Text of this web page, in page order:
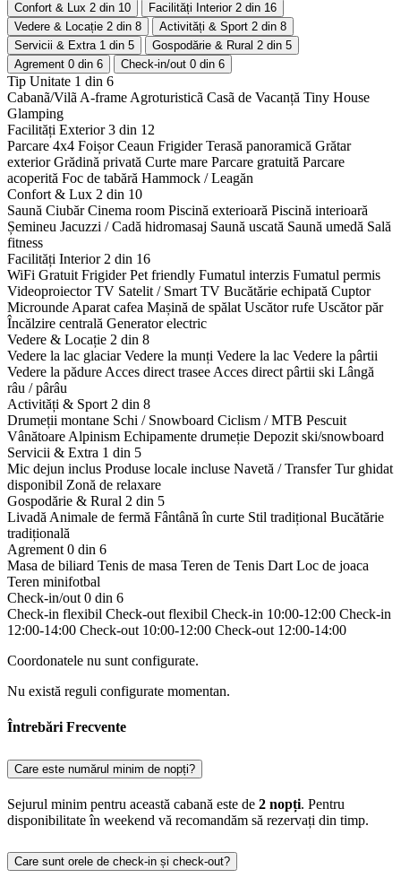
Confort & Lux 2 din 10 Facilități Interior 2 din 16
Vedere & Locație 2 din 8 Activități & Sport 2 din 8
Servicii & Extra 1 din 5 Gospodărie & Rural 2 din 5
Agrement 0 din 6 Check-in/out 0 din 6
Tip Unitate 1 din 6
Cabanã/Vilã A-frame Agroturisticã Casã de Vacanță Tiny House
Glamping
Facilități Exterior3 din 12
Parcare 4x4 Foișor Ceaun Frigider Terasă panoramică Grătar
exterior Grădină privată Curte mare Parcare gratuită Parcare
acoperită Foc de tabără Hammock / Leagăn
Confort & Lux 2 din 10
Saună Ciubăr Cinema room Piscină exterioară Piscină interioară
Șemineu Jacuzzi / Cadă hidromasaj Saună uscată Saună umedă Sală
fitness
Facilități Interior 2 din 16
WiFi Gratuit Frigider Pet friendly Fumatul interzis Fumatul permis
Videoproiector TV Satelit / Smart TV Bucătărie echipată Cuptor
Microunde Aparat cafea Mașină de spălat Uscător rufe Uscător păr
Încălzire centrală Generator electric
Vedere & Locație 2 din 8
Vedere la lac glaciar Vedere la munți Vedere la lac Vedere la pârtii
Vedere la pădure Acces direct trasee Acces direct pârtii ski Lângă
râu / pârâu
Activități & Sport 2 din 8
Drumeții montane Schi / Snowboard Ciclism / MTB Pescuit
Vânătoare Alpinism Echipamente drumeție Depozit ski/snowboard
Servicii & Extra 1 din 5
Mic dejun inclus Produse locale incluse Navetă / Transfer Tur ghidat
disponibil Zonă de relaxare
Gospodărie & Rural 2 din 5
Livadă Animale de fermă Fântână în curte Stil tradițional Bucătărie
tradițională
Agrement 0 din 6
Masa de biliard Tenis de masa Teren de Tenis Dart Loc de joaca
Teren minifotbal
Check-in/out 0 din 6
Check-in flexibil Check-out flexibil Check-in 10:00-12:00 Check-in
12:00-14:00 Check-out 10:00-12:00 Check-out 12:00-14:00
Coordonatele nu sunt configurate.
Nu există reguli configurate momentan.
Întrebări Frecvente
Care este numărul minim de nopți?
Sejurul minim pentru această cabană este de 2 nopți. Pentru
disponibilitate în weekend vă recomandăm să rezervați din timp.
Care sunt orele de check-in și check-out?